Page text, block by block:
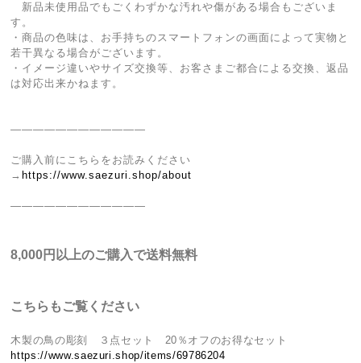
新品未使用品でもごくわずかな汚れや傷がある場合もございま
す。
・商品の色味は、お手持ちのスマートフォンの画面によって実物と
若干異なる場合がございます。
・イメージ違いやサイズ交換等、お客さまご都合による交換、返品
は対応出来かねます。
————————————
ご購入前にこちらをお読みください
→ https://www.saezuri.shop/about
————————————
8,000円以上のご購入で送料無料
こちらもご覧ください
木製の鳥の彫刻 ３点セット 20％オフのお得なセット
https://www.saezuri.shop/items/69786204